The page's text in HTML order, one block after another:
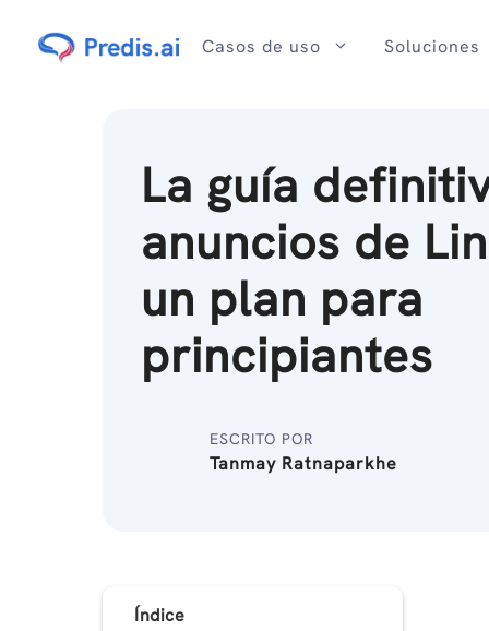
contenido
Casos de uso Soluciones
La guía
anuncios de
un plan para
principiantes
ESCRITO POR
Tanmay Ratnaparkhe
Índice